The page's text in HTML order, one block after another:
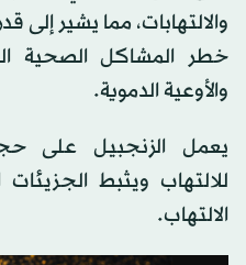
والالتهابات، مما يشير
خطر المشاكل الصحية
والأوعية الدموية.
يعمل الزنجبيل على
للالتهاب ويثبط
الالتهاب.